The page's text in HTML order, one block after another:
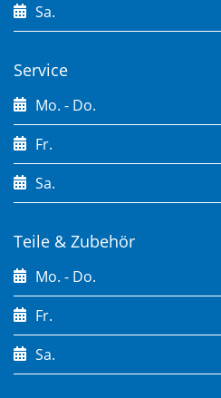
Sa.
Service
Mo. - Do.
Fr.
Sa.
Teile & Zubehör
Mo. - Do.
Fr.
Sa.